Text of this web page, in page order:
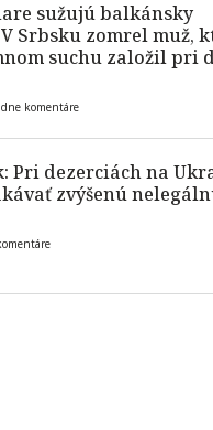
sužujú balkánsky
Srbsku zomrel muž,
suchu založil pri
komentáre
Pri dezerciách na
zvýšenú